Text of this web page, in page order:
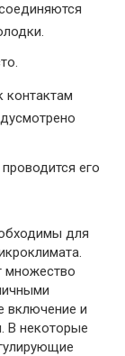
контактам
его
для
множество
включение и
В некоторые